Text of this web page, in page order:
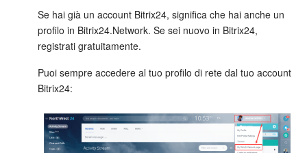
Webmail
Gruppi di lavoro
Incarichi e progetti
CRM
Se hai già un account Bitrix24, significa che hai anche un
profilo in Bitrix24.Network. Se sei nuovo in Bitrix24,
registrati gratuitamente.
Puoi sempre accedere al tuo profilo di rete dal tuo account
Bitrix24: